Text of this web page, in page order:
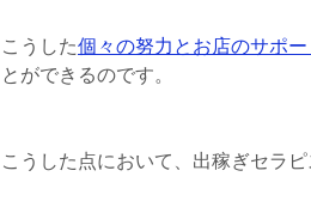
こうした個々の努力とお店のサポ
とができるのです。
こうした点において、出稼ぎセラピ